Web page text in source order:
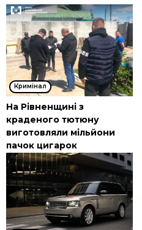
Кримінал
На Рівненщині з
краденого тютюну
виготовляли мільйони
пачок цигарок